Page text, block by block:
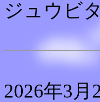
ジュウビ
2026年3